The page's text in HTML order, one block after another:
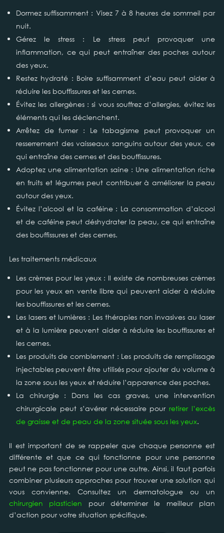
Dormez suffisamment : Visez 7 à 8 heures de sommeil par
nuit.
Gérez le stress : Le stress peut provoquer une
inflammation, ce qui peut entraîner des poches autour
des yeux.
Restez hydraté : Boire suffisamment d’eau peut aider à
réduire les bouffissures et les cernes.
Évitez les allergènes : si vous souffrez d’allergies, évitez les
éléments qui les déclenchent.
Arrêtez de fumer : Le tabagisme peut provoquer un
resserrement des vaisseaux sanguins autour des yeux, ce
qui entraîne des cernes et des bouffissures.
Adoptez une alimentation saine : Une alimentation riche
en fruits et légumes peut contribuer à améliorer la peau
autour des yeux.
Évitez l’alcool et la caféine : La consommation d’alcool
et de caféine peut déshydrater la peau, ce qui entraîne
des bouffissures et des cernes.
Les traitements médicaux
Les crèmes pour les yeux : Il existe de nombreuses crèmes
pour les yeux en vente libre qui peuvent aider à réduire
les bouffissures et les cernes.
Les lasers et lumières : Les thérapies non invasives au laser
et à la lumière peuvent aider à réduire les bouffissures et
les cernes.
Les produits de comblement : Les produits de remplissage
injectables peuvent être utilisés pour ajouter du volume à
la zone sous les yeux et réduire l’apparence des poches.
La chirurgie : Dans les cas graves, une intervention
chirurgicale peut s’avérer nécessaire pourretirer l’excès
de graisse et de peau de la zone située sous les yeux.
Il est important de se rappeler que chaque personne est
différente et que ce qui fonctionne pour une personne
peut ne pas fonctionner pour une autre. Ainsi, il faut parfois
combiner plusieurs approches pour trouver une solution qui
vous convienne. Consultez un dermatologue ou un
chirurgien plasticien pour déterminer le meilleur plan
d’action pour votre situation spécifique.